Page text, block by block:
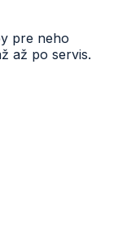
pre neho
až po servis.